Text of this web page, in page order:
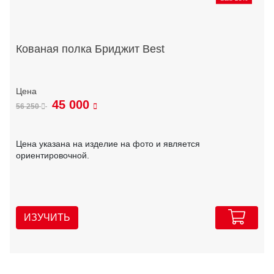
Кованая полка Бриджит Best
56 250 45 000
Цена указана на изделие на фото и является
ориентировочной.
ИЗУЧИТЬ